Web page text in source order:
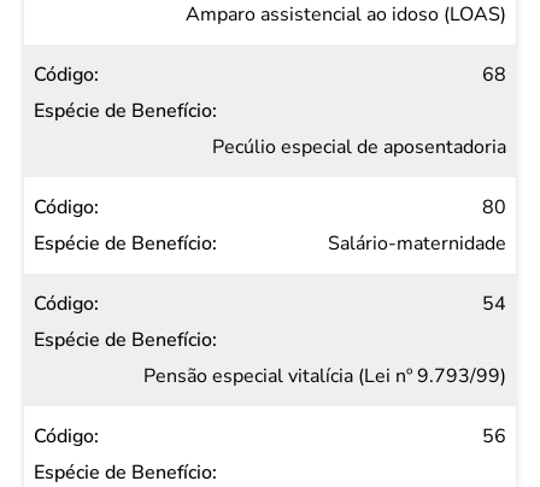
Amparo assistencial ao idoso (LOAS)
68
Pecúlio especial de aposentadoria
80
Salário-maternidade
54
Pensão especial vitalícia (Lei nº 9.793/99)
56